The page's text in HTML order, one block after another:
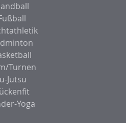
Turnen
Jutsu
Yoga